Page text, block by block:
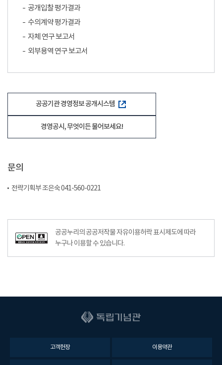
공개입찰 평가결과
수의계약 평가결과
자체 연구 보고서
외부용역 연구 보고서
공공기관 경영정보 공개시스템
경영공시, 무엇이든 물어보세요!
문의
전략기획부 조은숙 041-560-0221
공공누리의 공공저작물 자유이용허락 표시제도에 따라
누구나 이용할 수 있습니다.
고객헌장 이용약관